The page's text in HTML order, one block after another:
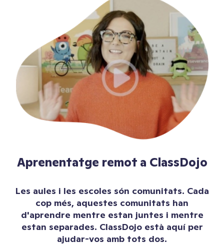
Aprenentatge remot a ClassDojo
Les aules i les escoles són comunitats. Cada
cop més, aquestes comunitats han
d'aprendre mentre estan juntes i mentre
estan separades. ClassDojo està aquí per
ajudar-vos amb tots dos.